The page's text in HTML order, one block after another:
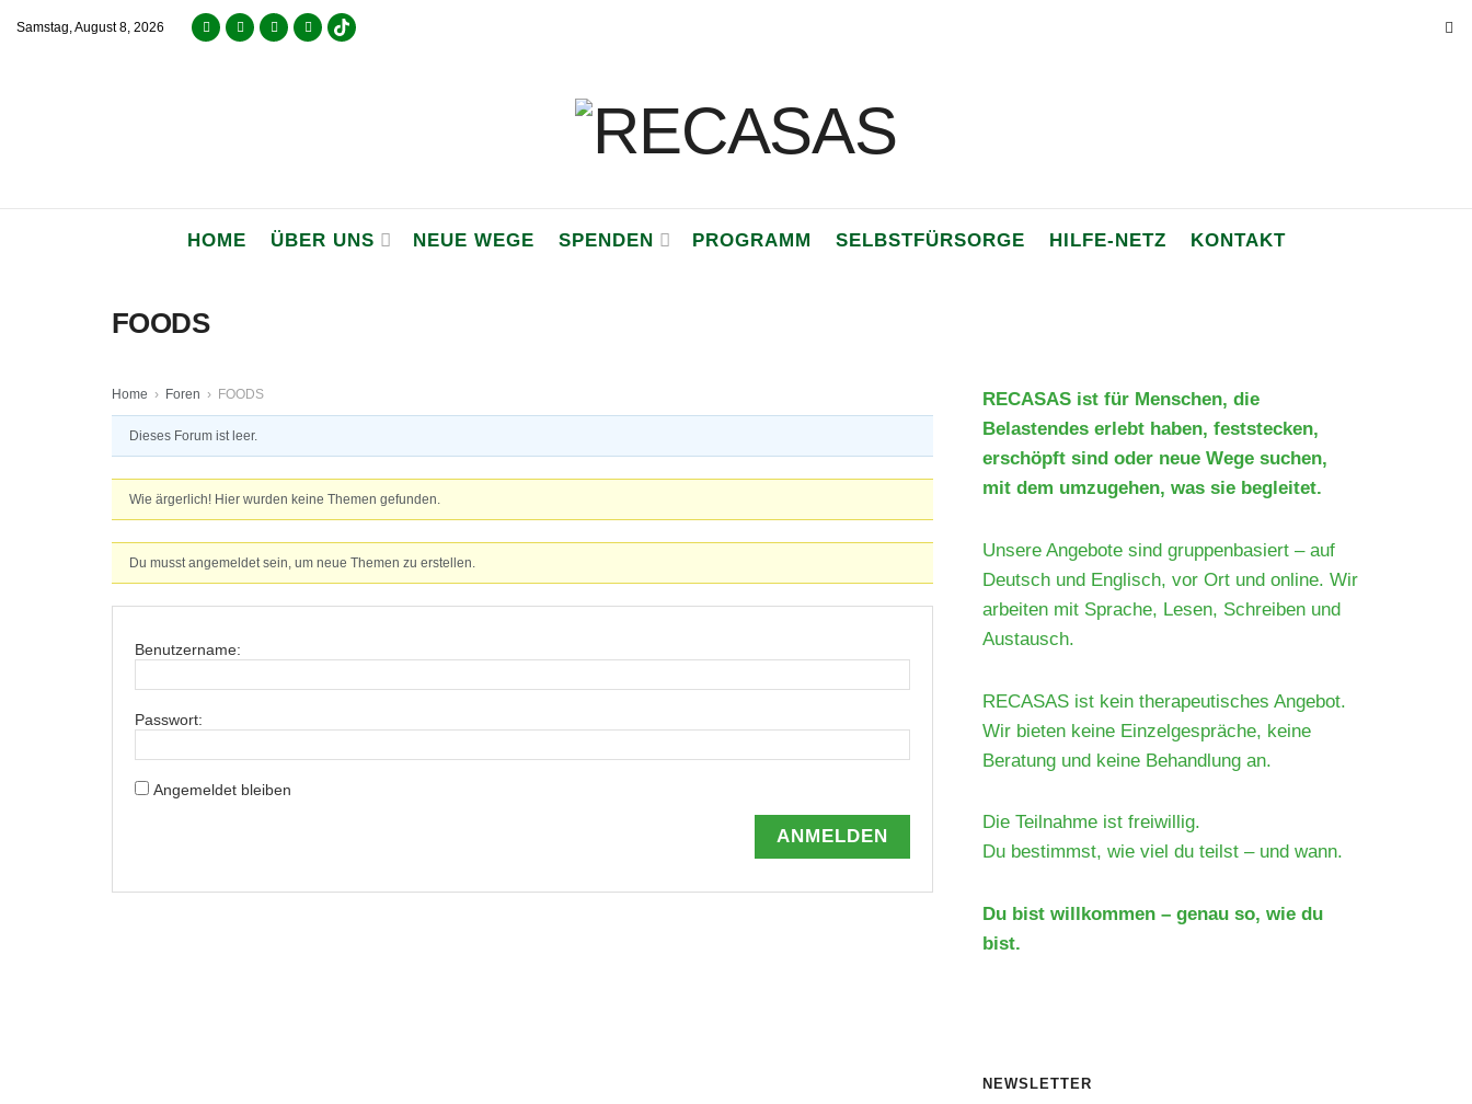
Samstag, August 8, 2026
HOME ÜBER UNS NEUE WEGE SPENDEN PROGRAMM SELBSTFÜRSORGE HILFE-NETZ KONTAKT
FOODS
Home › Foren › FOODS
Dieses Forum ist leer.
Wie ärgerlich! Hier wurden keine Themen gefunden.
Du musst angemeldet sein, um neue Themen zu erstellen.
Benutzername:
Passwort:
Angemeldet bleiben
ANMELDEN
RECASAS ist für Menschen, die
Belastendes erlebt haben, feststecken,
erschöpft sind oder neue Wege suchen,
mit dem umzugehen, was sie begleitet.
Unsere Angebote sind gruppenbasiert – auf
Deutsch und Englisch, vor Ort und online. Wir
arbeiten mit Sprache, Lesen, Schreiben und
Austausch.
RECASAS ist kein therapeutisches Angebot.
Wir bieten keine Einzelgespräche, keine
Beratung und keine Behandlung an.
Die Teilnahme ist freiwillig.
Du bestimmst, wie viel du teilst – und wann.
Du bist willkommen – genau so, wie du
bist.
NEWSLETTER